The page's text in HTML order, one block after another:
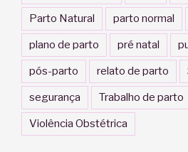
Parto Natural parto normal
plano de parto pré natal
pós-parto relato de parto
segurança Trabalho de parto
Violência Obstétrica